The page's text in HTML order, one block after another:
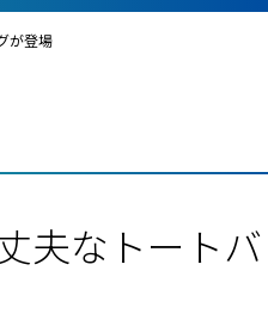
が登場
夫なトート